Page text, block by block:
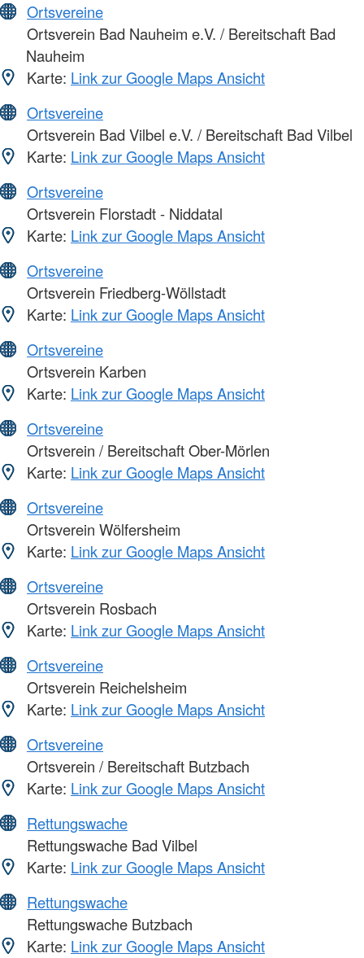
Ortsvereine
Ortsverein Bad Nauheim e.V. / Bereitschaft Bad
Nauheim
Karte: Link zur Google Maps Ansicht
Ortsvereine
Ortsverein Bad Vilbel e.V. / Bereitschaft Bad Vilbel
Karte: Link zur Google Maps Ansicht
Ortsvereine
Ortsverein Florstadt - Niddatal
Karte: Link zur Google Maps Ansicht
Ortsvereine
Ortsverein Friedberg-Wöllstadt
Karte: Link zur Google Maps Ansicht
Ortsvereine
Ortsverein Karben
Karte: Link zur Google Maps Ansicht
Ortsvereine
Ortsverein / Bereitschaft Ober-Mörlen
Karte: Link zur Google Maps Ansicht
Ortsvereine
Ortsverein Wölfersheim
Karte: Link zur Google Maps Ansicht
Ortsvereine
Ortsverein Rosbach
Karte: Link zur Google Maps Ansicht
Ortsvereine
Ortsverein Reichelsheim
Karte: Link zur Google Maps Ansicht
Ortsvereine
Ortsverein / Bereitschaft Butzbach
Karte: Link zur Google Maps Ansicht
Rettungswache
Rettungswache Bad Vilbel
Karte: Link zur Google Maps Ansicht
Rettungswache
Rettungswache Butzbach
Karte: Link zur Google Maps Ansicht